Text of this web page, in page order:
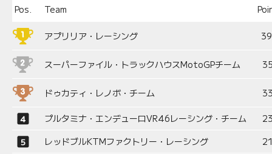
Pos. Team
アプリリア・レーシング
スーパーファイル・トラックハウスMotoGPチーム
ドゥカティ・レノボ・チーム
プルタミナ・エンデューロVR46レーシング・チーム
レッドブルKTMファクトリー・レーシング